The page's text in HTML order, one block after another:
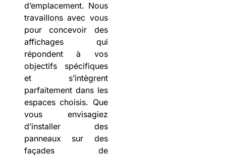
d’emplacement. Nous
travaillons avec vous
pour concevoir des
affichages qui
répondent à vos
objectifs spécifiques
et s’intègrent
parfaitement dans les
espaces choisis. Que
vous envisagiez
d’installer des
panneaux sur des
façades de